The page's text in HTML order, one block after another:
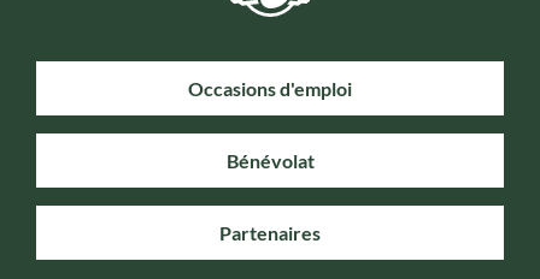
Occasions d'emploi
Bénévolat
Partenaires